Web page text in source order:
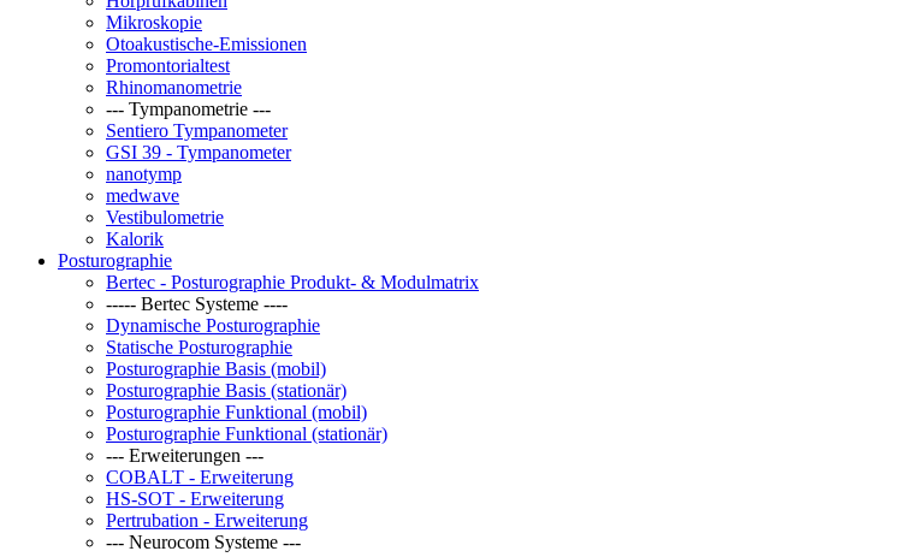
Mikroskopie
Otoakustische-Emissionen
Promontorialtest
Rhinomanometrie
--- Tympanometrie ---
Sentiero Tympanometer
GSI 39 - Tympanometer
nanotymp
medwave
Vestibulometrie
Kalorik
Posturographie
Bertec - Posturographie Produkt- & Modulmatrix
----- Bertec Systeme ----
Dynamische Posturographie
Statische Posturographie
Posturographie Basis (mobil)
Posturographie Basis (stationär)
Posturographie Funktional (mobil)
Posturographie Funktional (stationär)
--- Erweiterungen ---
COBALT - Erweiterung
HS-SOT - Erweiterung
Pertrubation - Erweiterung
--- Neurocom Systeme ---